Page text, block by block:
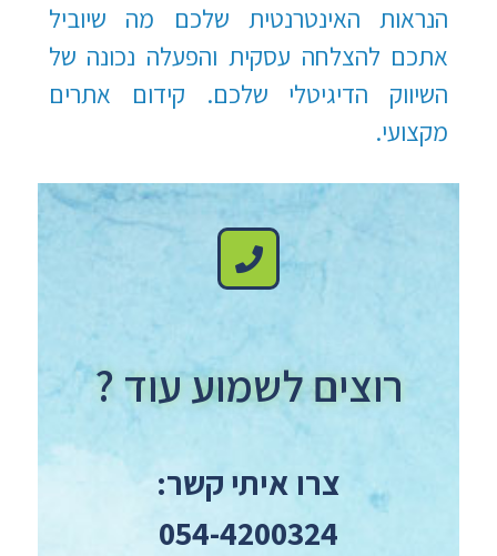
הנראות האינטרנטית שלכם מה שיוביל
אתכם להצלחה עסקית והפעלה נכונה של
השיווק הדיגיטלי שלכם. קידום אתרים
מקצועי.
רוצים לשמוע עוד ?
צרו איתי קשר:
054-4200324